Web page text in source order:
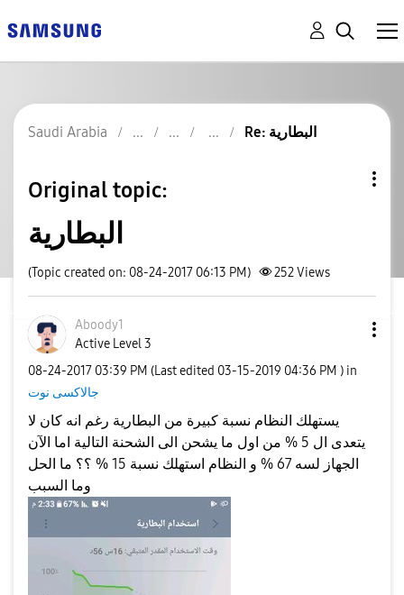
Saudi Arabia Re: البطارية
Original topic:
البطارية
(Topic created on: 08-24-2017 06:13 PM) 252Views
Aboody1
Active Level 3
‎08-24-2017 03:39 PM (Last edited ‎03-15-2019 04:36 PM ) in
جالاكسى نوت
يستهلك النظام نسبة كبيرة من البطارية رغم انه كان لا
يتعدى ال 5 % من اول ما يشحن الى الشحنة التالية اما الآن
الجهاز لسه 67 % و النظام استهلك نسبة 15 % ؟؟ ما الحل
وما السبب